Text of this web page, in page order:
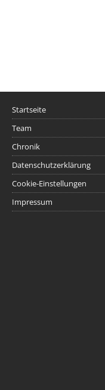
Startseite
Team
Chronik
Datenschutzerklärung
Cookie-Einstellungen
Impressum